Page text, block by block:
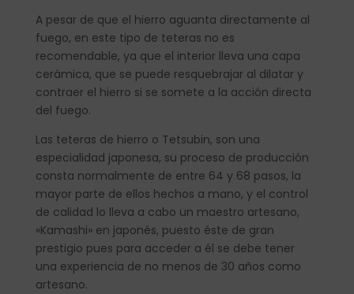
A pesar de que el hierro aguanta directamente al
fuego, en este tipo de teteras no es
recomendable, ya que el interior lleva una capa
cerámica, que se puede resquebrajar al dilatar y
contraer el hierro si se somete a la acción directa
del fuego.
Las teteras de hierro o Tetsubin, son una
especialidad japonesa, su proceso de producción
consta normalmente de entre 64 y 68 pasos, la
mayor parte de ellos hechos a mano, y el control
de calidad lo lleva a cabo un maestro artesano,
«Kamashi» en japonés, puesto éste de gran
prestigio pues para acceder a él se debe tener
una experiencia de no menos de 30 años como
artesano.